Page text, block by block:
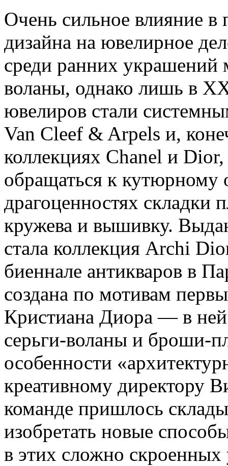
Очень сильное влияние в
дизайна на ювелирное
среди ранних
воланы, однако лишь в
ювелиров стали
Van Cleef & Arpels и,
коллекциях Chanel и
обращаться к кутюрному
драгоценностях складки
кружева и вышивку.
стала коллекция Archi
биеннале антикваров в
создана по мотивам
Кристиана Диора — в
серьги-воланы и броши-
особенности
креативному директору
команде пришлось
изобретать новые
в этих сложно